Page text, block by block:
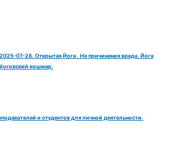
07-28. Открытая Йога . Не причинения вреда. Йога
кошмар.
и студентов для личной деятельности.